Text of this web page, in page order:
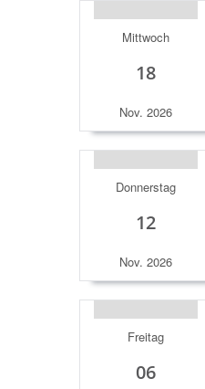
Mittwoch
18
Nov. 2026
Donnerstag
12
Nov. 2026
Freitag
06